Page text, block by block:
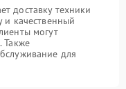
доставку техники
и качественный
могут
Также
для